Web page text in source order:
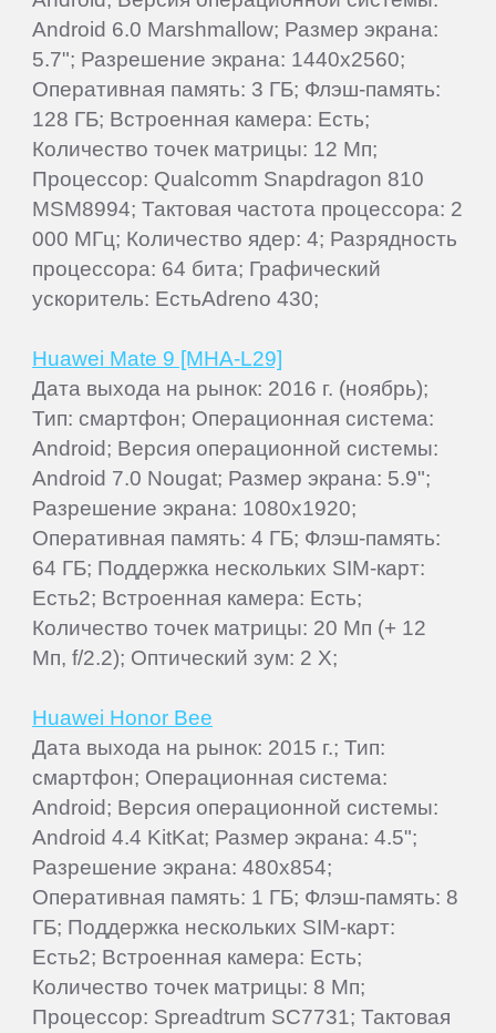
Android 6.0 Marshmallow; Размер экрана:
5.7"; Разрешение экрана: 1440x2560;
Оперативная память: 3 ГБ; Флэш-память:
128 ГБ; Встроенная камера: Есть;
Количество точек матрицы: 12 Мп;
Процессор: Qualcomm Snapdragon 810
MSM8994; Тактовая частота процессора: 2
000 МГц; Количество ядер: 4; Разрядность
процессора: 64 бита; Графический
ускоритель: ЕстьAdreno 430;
Huawei Mate 9 [MHA-L29]
Дата выхода на рынок: 2016 г. (ноябрь);
Тип: смартфон; Операционная система:
Android; Версия операционной системы:
Android 7.0 Nougat; Размер экрана: 5.9";
Разрешение экрана: 1080x1920;
Оперативная память: 4 ГБ; Флэш-память:
64 ГБ; Поддержка нескольких SIM-карт:
Есть2; Встроенная камера: Есть;
Количество точек матрицы: 20 Мп (+ 12
Мп, f/2.2); Оптический зум: 2 Х;
Huawei Honor Bee
Дата выхода на рынок: 2015 г.; Тип:
смартфон; Операционная система:
Android; Версия операционной системы:
Android 4.4 KitKat; Размер экрана: 4.5";
Разрешение экрана: 480x854;
Оперативная память: 1 ГБ; Флэш-память: 8
ГБ; Поддержка нескольких SIM-карт:
Есть2; Встроенная камера: Есть;
Количество точек матрицы: 8 Мп;
Процессор: Spreadtrum SC7731; Тактовая